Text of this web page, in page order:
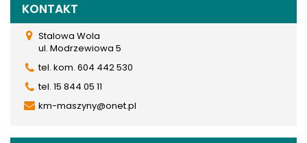
KONTAKT
Stalowa Wola
ul. Modrzewiowa 5
tel. kom. 604 442 530
tel. 15 844 05 11
km-maszyny@onet.pl